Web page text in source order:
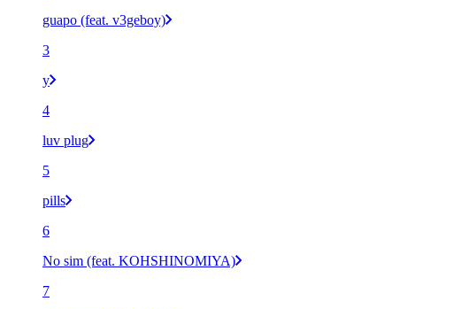
guapo (feat. v3geboy)
3
y
4
luv plug
5
pills
6
No sim (feat. KOHSHINOMIYA)
7